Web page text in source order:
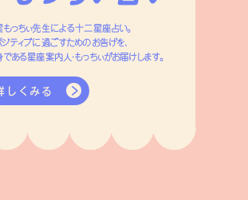
っちぃ先生による十二星座占い。
ティブに過ごすためのお告げを、
ある星座案内人・もっちぃがお届けします。
しくみる